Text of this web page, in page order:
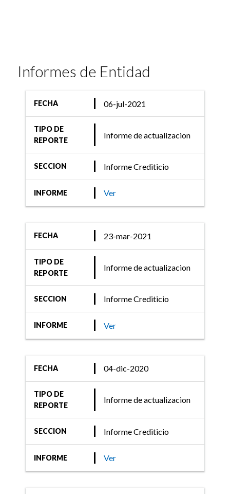
Informes de Entidad
FECHA 06-jul-2021
TIPO DE
REPORTE
Informe de actualizacion
SECCION Informe Crediticio
INFORME Ver
FECHA 23-mar-2021
TIPO DE
REPORTE
Informe de actualizacion
SECCION Informe Crediticio
INFORME Ver
FECHA 04-dic-2020
TIPO DE
REPORTE
Informe de actualizacion
SECCION Informe Crediticio
INFORME Ver